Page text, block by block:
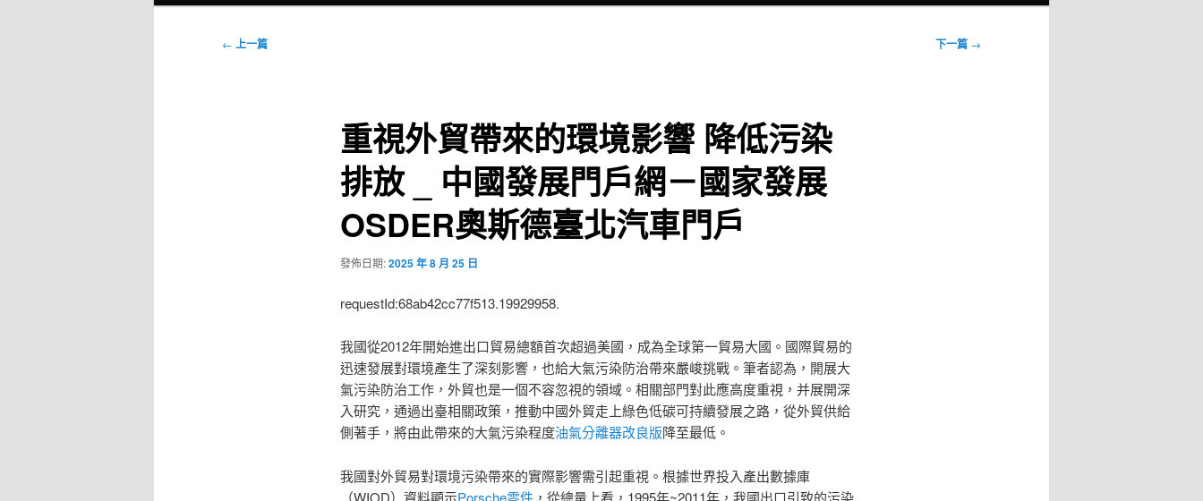
文
← 上一篇 下一篇 →
重視外貿帶來的環境影響 降低污染
排放 _ 中國發展門戶網－國家發展
OSDER奧斯德臺北汽車門戶
發佈日期:2025 年 8 月 25 日
requestId:68ab42cc77f513.19929958.
我國從2012年開始進出口貿易總額首次超過美國，成為全球第一貿易大國。國際貿易的
迅速發展對環境產生了深刻影響，也給大氣污染防治帶來嚴峻挑戰。筆者認為，開展大
氣污染防治工作，外貿也是一個不容忽視的領域。相關部門對此應高度重視，并展開深
入研究，通過出臺相關政策，推動中國外貿走上綠色低碳可持續發展之路，從外貿供給
側著手，將由此帶來的大氣污染程度油氣分離器改良版降至最低。
我國對外貿易對環境污染帶來的實際影響需引起重視。根據世界投入產出數據庫
（WIOD）資料顯示Porsche零件，從總量上看，1995年~2011年，我國出口引致的污染